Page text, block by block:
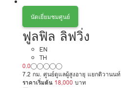
นัดเยี่ยมชมศูนย์
ฟูลฟิล ลิฟวิ่ง
EN
TH
0.0
7.2 กม. ศูนย์ดูแลผู้สูงอายุ แยกติวานนท์
ราคาเริ่มต้น 18,000 บาท